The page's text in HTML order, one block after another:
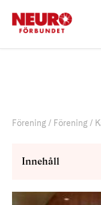
Förening Förening
Innehåll